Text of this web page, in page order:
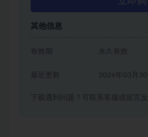
其他信息
有效期 永久有效
2026年03月30
下载遇到问题？可联系客服或留言反